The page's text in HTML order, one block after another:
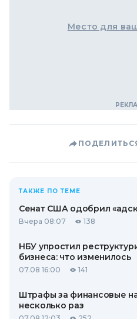
Место для
ТАКЖЕ ПО ТЕМЕ
Сенат США одобрил
Вчера 08:07 138
НБУ упростил
бизнеса: что изменилось
07.08 16:00 141
Штрафы за финансовые
несколько раз